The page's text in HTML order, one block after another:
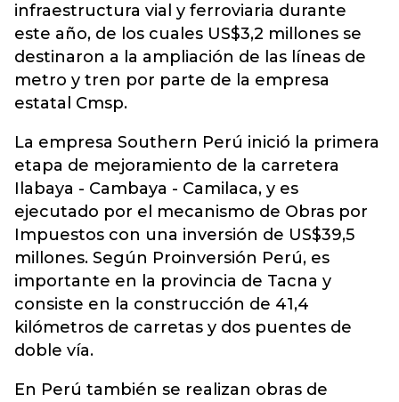
infraestructura vial y ferroviaria durante
este año, de los cuales US$3,2 millones se
destinaron a la ampliación de las líneas de
metro y tren por parte de la empresa
estatal Cmsp.
La empresa Southern Perú inició la primera
etapa de mejoramiento de la carretera
Ilabaya - Cambaya - Camilaca, y es
ejecutado por el mecanismo de Obras por
Impuestos con una inversión de US$39,5
millones. Según Proinversión Perú, es
importante en la provincia de Tacna y
consiste en la construcción de 41,4
kilómetros de carretas y dos puentes de
doble vía.
En Perú también se realizan obras de